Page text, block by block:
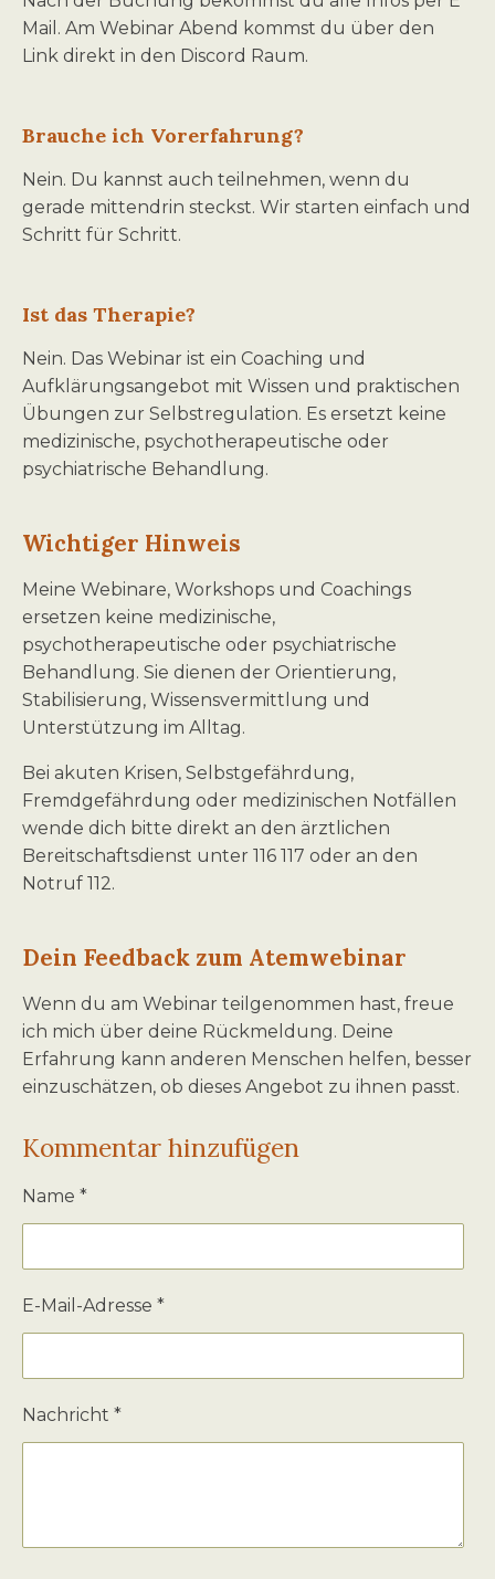
Mail. Am Webinar Abend kommst du über den
Link direkt in den Discord Raum.
Brauche ich Vorerfahrung?
Nein. Du kannst auch teilnehmen, wenn du
gerade mittendrin steckst. Wir starten einfach und
Schritt für Schritt.
Ist das Therapie?
Nein. Das Webinar ist ein Coaching und
Aufklärungsangebot mit Wissen und praktischen
Übungen zur Selbstregulation. Es ersetzt keine
medizinische, psychotherapeutische oder
psychiatrische Behandlung.
Wichtiger Hinweis
Meine Webinare, Workshops und Coachings
ersetzen keine medizinische,
psychotherapeutische oder psychiatrische
Behandlung. Sie dienen der Orientierung,
Stabilisierung, Wissensvermittlung und
Unterstützung im Alltag.
Bei akuten Krisen, Selbstgefährdung,
Fremdgefährdung oder medizinischen Notfällen
wende dich bitte direkt an den ärztlichen
Bereitschaftsdienst unter 116 117 oder an den
Notruf 112.
Dein Feedback zum Atemwebinar
Wenn du am Webinar teilgenommen hast, freue
ich mich über deine Rückmeldung. Deine
Erfahrung kann anderen Menschen helfen, besser
einzuschätzen, ob dieses Angebot zu ihnen passt.
Kommentar hinzufügen
Name *
E-Mail-Adresse *
Nachricht *